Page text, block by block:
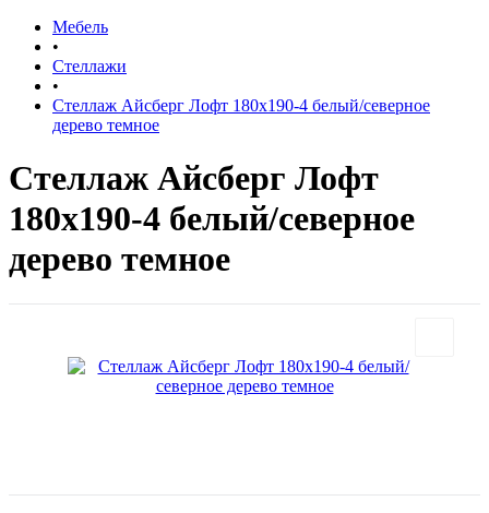
Мебель
•
Стеллажи
•
Стеллаж Айсберг Лофт 180х190-4 белый/северное
дерево темное
Стеллаж Айсберг Лофт
180х190-4 белый/северное
дерево темное